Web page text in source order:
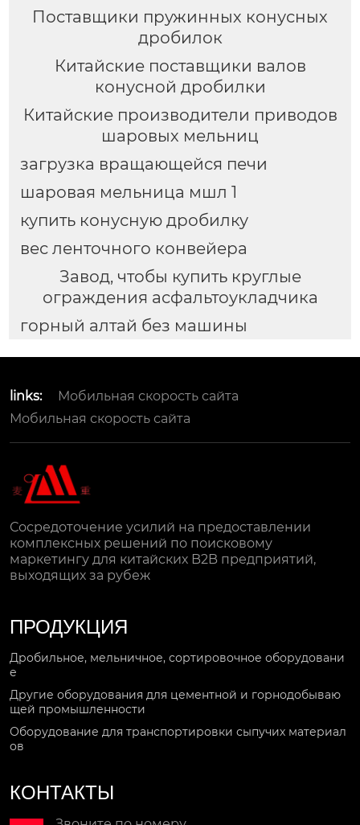
Поставщики пружинных конусных
дробилок
Китайские поставщики валов
конусной дробилки
Китайские производители приводов
шаровых мельниц
загрузка вращающейся печи
шаровая мельница мшл 1
купить конусную дробилку
вес ленточного конвейера
Завод, чтобы купить круглые
ограждения асфальтоукладчика
горный алтай без машины
links:
Мобильная скорость сайта
Мобильная скорость сайта
Сосредоточение усилий на предоставлении
комплексных решений по поисковому
маркетингу для китайских B2B предприятий,
выходящих за рубеж
ПРОДУКЦИЯ
Дробильное, мельничное, сортировочное оборудовани
е
Другие оборудования для цементной и горнодобываю
щей промышленности
Оборудование для транспортировки сыпучих материал
ов
КОНТАКТЫ